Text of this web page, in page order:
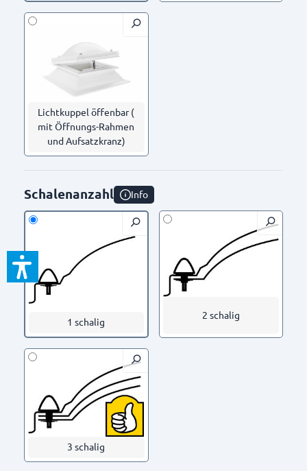
Lichtkuppel öffenbar (
mit Öffnungs-Rahmen
und Aufsatzkranz)
Schalenanzahl Info
1 schalig
2 schalig
3 schalig